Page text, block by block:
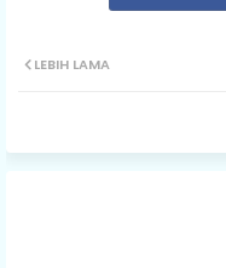
LEBIH LAMA